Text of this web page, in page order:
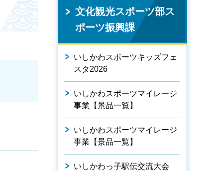
文化観光スポーツ部ス
ポーツ振興課
いしかわスポーツキッズフェ
スタ2026
いしかわスポーツマイレージ
事業【景品一覧】
いしかわスポーツマイレージ
事業【景品一覧】
いしかわっ子駅伝交流大会